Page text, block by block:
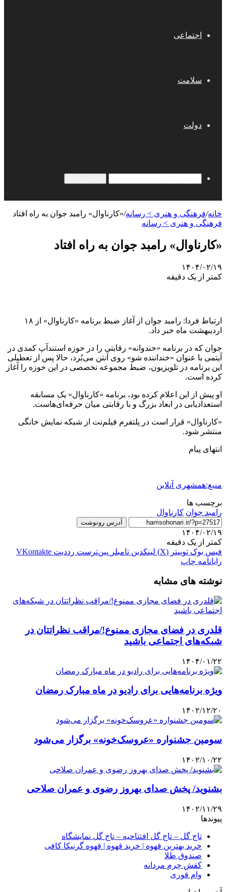
اجتماعی
سلامت
دولت
خانه/فرهنگی و هنری > رسانه/«کارناوال» رامبد جوان به راه افتاد
فرهنگی و هنری > رسانه
«کارناوال» رامبد جوان به راه افتاد
۱۴۰۴/۰۲/۱۹
کمتر از یک دقیقه
ارتباط فردا: رامبد جوان از آغاز ضبط برنامه «کارناوال» از ۱۸
اردیبهشت ماه خبر داد.
جوان که در برنامه «خندوانه» رقابتی را در حوزه استندآپ کمدی در
آیتمی با عنوان «خنداننده شو» روی آنتن می‌بُرد، حالا پس از تعطیلی
این برنامه در تلویزیون، ضبط مجموعه‌ تخصصی در این حوزه را آغاز
کرده است.
او پیش از این اعلام کرده بود، برنامه «کارناوال» یک مسابقه
استعدادیابی در ابعاد بزرگ و با رقابتی میان حرفه‌ای‌هاست.
«کارناوال» قرار است در پلتفرم فیلم‌نت از شبکه نمایش خانگی
منتشر شود.
انتهای پیام
منبع:همشهری آنلاین
برچسب ها
رامبد جوان کارناوال
آدرس رونوشت
۱۴۰۴/۰۲/۱۹
کمتر از یک دقیقه
فیس بوک توییتر (X) لینکدین ‫تامبلر ‫پین‌ترست ‫رددیت ‫VKontakte
رایانامه چاپ
نوشته های مشابه
قلدری در فضای مجازی ممنوع!/مراقب نظراتتان در
شبکه‌های اجتماعی باشید
۱۴۰۴/۰۱/۲۲
ویژه برنامه‌هایی برای رادیو در ماه مبارک رمضان
۱۴۰۲/۱۲/۲۰
سومین جشنواره «عروسک‌خونه» برگزار می‌شود
۱۴۰۲/۱۰/۲۲
بشنوید/ پخش صدای بهروز رضوی و عمران صلاحی
۱۴۰۲/۱۱/۲۹
پیوندها
تاج گل – تاج گل افتتاحیه – تاج گل نمایشگاه
خرید بهترین قهوه | خرید قهوه | قهوه گرنیکا کافی
صندوق طلا
کفش چرم مردانه
وام فوری